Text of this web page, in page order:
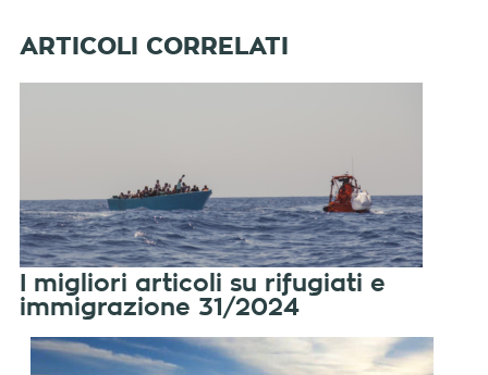
I migliori articoli su rifugiati e
immigrazione 31/2024